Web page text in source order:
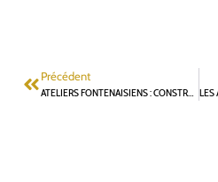
Précédent
ATELIERS FONTENAISIENS : CONSTRUISONS ENSEMBLE LE PROJET MUNICIPAL 2026 !